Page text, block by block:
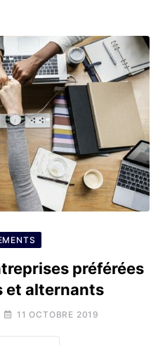
préférées
et alternants
11 OCTOBRE 2019